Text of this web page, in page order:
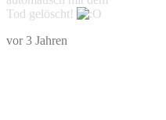
Tod gelöscht!
vor 3 Jahren